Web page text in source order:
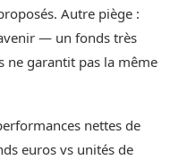
Autre piège :
— un fonds très
ne garantit pas la même
nettes de
euros vs unités de